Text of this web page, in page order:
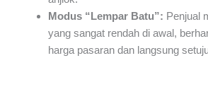
Modus “Lempar Batu”: Penjual
yang sangat rendah di awal,
harga pasaran dan langsung